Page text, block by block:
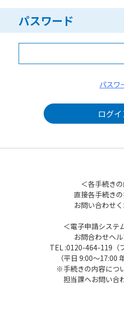
パスワード
パスワ
＜各手続き
直接各手続き
お問い合わせく
＜電子申請システ
お問合わせヘ
TEL :0120-464-119（
（平日 9:00～17:00
※手続きの内容につ
担当課へお問い合